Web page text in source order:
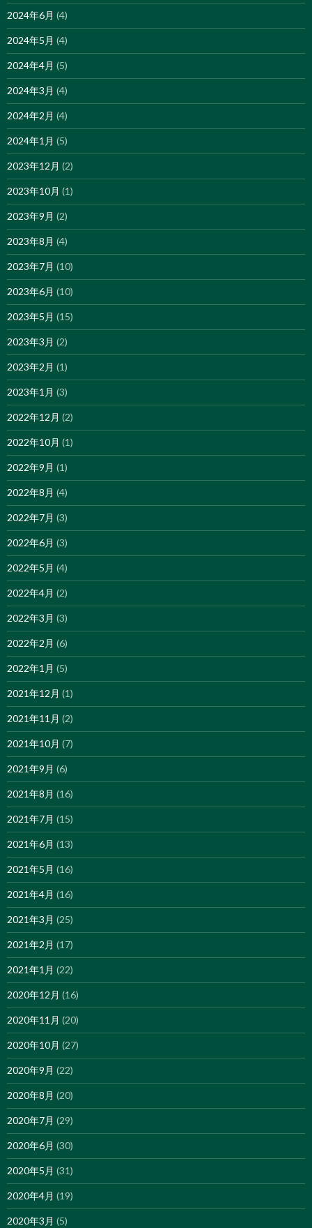
2024年6月 (4)
2024年5月 (4)
2024年4月 (5)
2024年3月 (4)
2024年2月 (4)
2024年1月 (5)
2023年12月 (2)
2023年10月 (1)
2023年9月 (2)
2023年8月 (4)
2023年7月 (10)
2023年6月 (10)
2023年5月 (15)
2023年3月 (2)
2023年2月 (1)
2023年1月 (3)
2022年12月 (2)
2022年10月 (1)
2022年9月 (1)
2022年8月 (4)
2022年7月 (3)
2022年6月 (3)
2022年5月 (4)
2022年4月 (2)
2022年3月 (3)
2022年2月 (6)
2022年1月 (5)
2021年12月 (1)
2021年11月 (2)
2021年10月 (7)
2021年9月 (6)
2021年8月 (16)
2021年7月 (15)
2021年6月 (13)
2021年5月 (16)
2021年4月 (16)
2021年3月 (25)
2021年2月 (17)
2021年1月 (22)
2020年12月 (16)
2020年11月 (20)
2020年10月 (27)
2020年9月 (22)
2020年8月 (20)
2020年7月 (29)
2020年6月 (30)
2020年5月 (31)
2020年4月 (19)
2020年3月 (5)